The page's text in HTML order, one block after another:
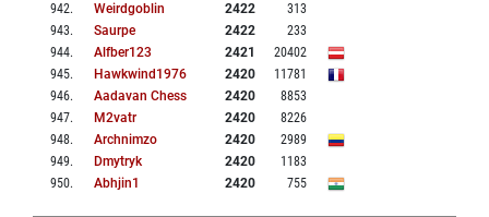
942. Weirdgoblin 2422
313
943. Saurpe 2422
233
944. Alfber123 2421
20402
945. Hawkwind1976 2420
11781
946. Aadavan Chess 2420
8853
947. M2vatr 2420
8226
948. Archnimzo 2420
2989
949. Dmytryk 2420
1183
950. Abhjin1 2420 755